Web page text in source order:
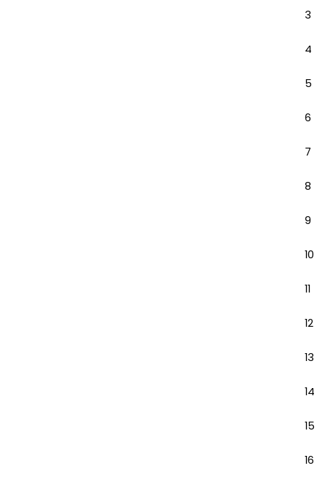
3
4
5
6
7
8
9
10
11
12
13
14
15
16